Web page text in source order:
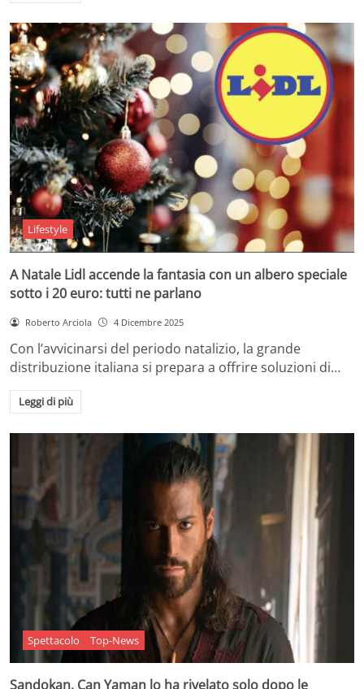
Lifestyle
A Natale Lidl accende la fantasia con un albero speciale
sotto i 20 euro: tutti ne parlano
Roberto Arciola 4 Dicembre 2025
Con l’avvicinarsi del periodo natalizio, la grande
distribuzione italiana si prepara a offrire soluzioni di…
Leggi di più
Spettacolo Top-News
Sandokan, Can Yaman lo ha rivelato solo dopo le